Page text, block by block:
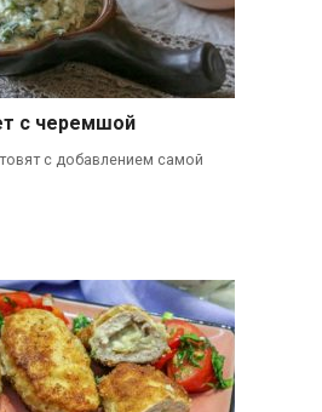
с черемшой
с добавлением самой